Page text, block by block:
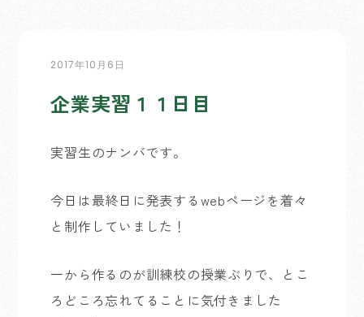
2017年10月6日
企業実習１１日目
実習生のナンバです。
今日は最終日に発表するwebページを着々
と制作していました！
一から作るのが訓練校の授業ぶりで、とこ
ろどころ忘れてることに気付きました